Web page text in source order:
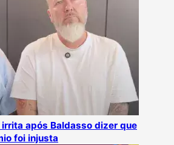
irrita após Baldasso dizer que
foi injusta